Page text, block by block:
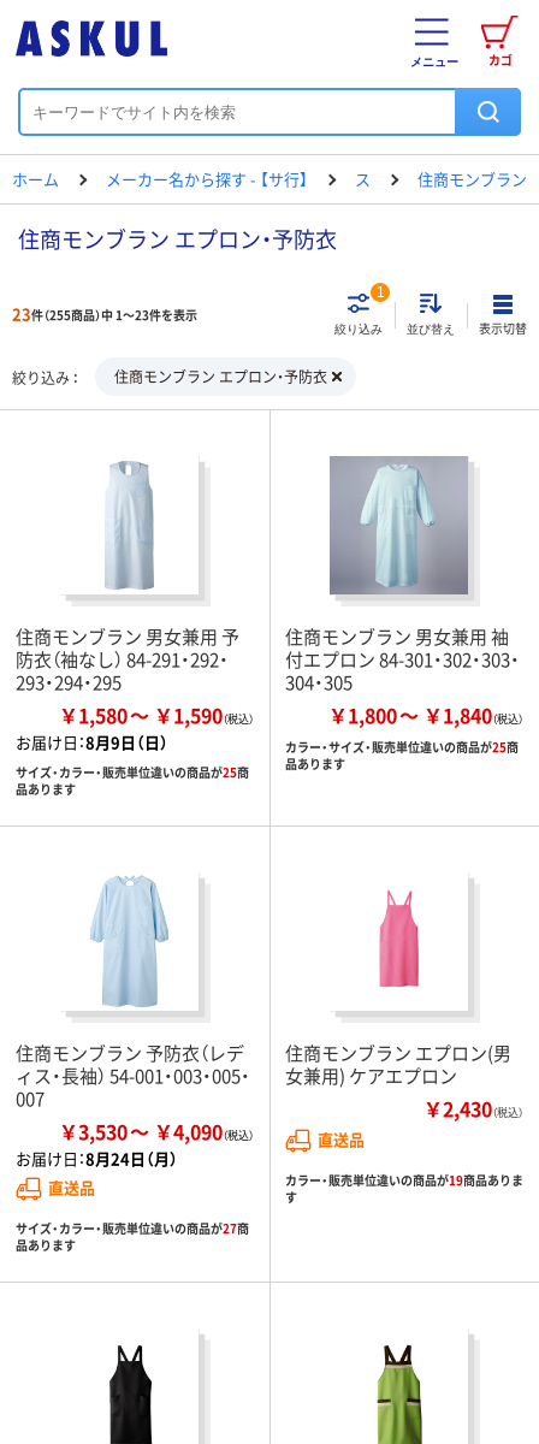
カゴ
メニュー
ホーム メーカー名から探す - 【サ行】 ス 住商モンブラン
住商モンブラン エプロン・予防衣
23件（255商品）中 1～23件を表示
絞り込み
1
並び替え 表示切替
絞り込み 住商モンブラン エプロン・予防衣
住商モンブラン 男女兼用 予
防衣（袖なし） 84-291・292・
293・294・295
￥1,580 ￥1,590
お届け日：8月9日（日）
サイズ・カラー・販売単位違いの商品が25商
品あります
住商モンブラン 男女兼用 袖
付エプロン 84-301・302・303・
304・305
￥1,800 ￥1,840
カラー・サイズ・販売単位違いの商品が25商
品あります
住商モンブラン 予防衣（レデ
ィス・長袖） 54-001・003・005・
007
￥3,530 ￥4,090
お届け日：8月24日（月）
直送品
サイズ・カラー・販売単位違いの商品が27商
品あります
住商モンブラン エプロン(男
女兼用) ケアエプロン
￥2,430（税込）
直送品
カラー・販売単位違いの商品が19商品ありま
す